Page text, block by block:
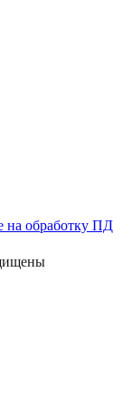
на обработку ПД